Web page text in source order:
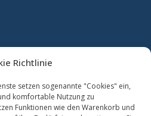
Richtlinie
setzen sogenannte "Cookies" ein,
komfortable Nutzung zu
Funktionen wie den Warenkorb und